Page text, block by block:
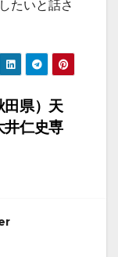
たいと話さ
田県）天
井仁史専